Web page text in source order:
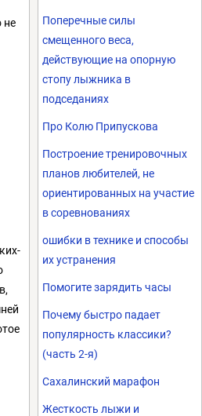
не
Поперечные силы
смещенного веса,
действующие на опорную
стопу лыжника в
подседаниях
Про Колю Припускова
Построение тренировочных
планов любителей, не
ориентированных на участие
в соревнованиях
ошибки в технике и способы
их устранения
Помогите зарядить часы
Почему быстро падает
популярность классики?
(часть 2-я)
Сахалинский марафон
Жесткость лыжи и